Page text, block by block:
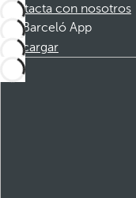
Contacta con nosotros
Barceló App
Descargar